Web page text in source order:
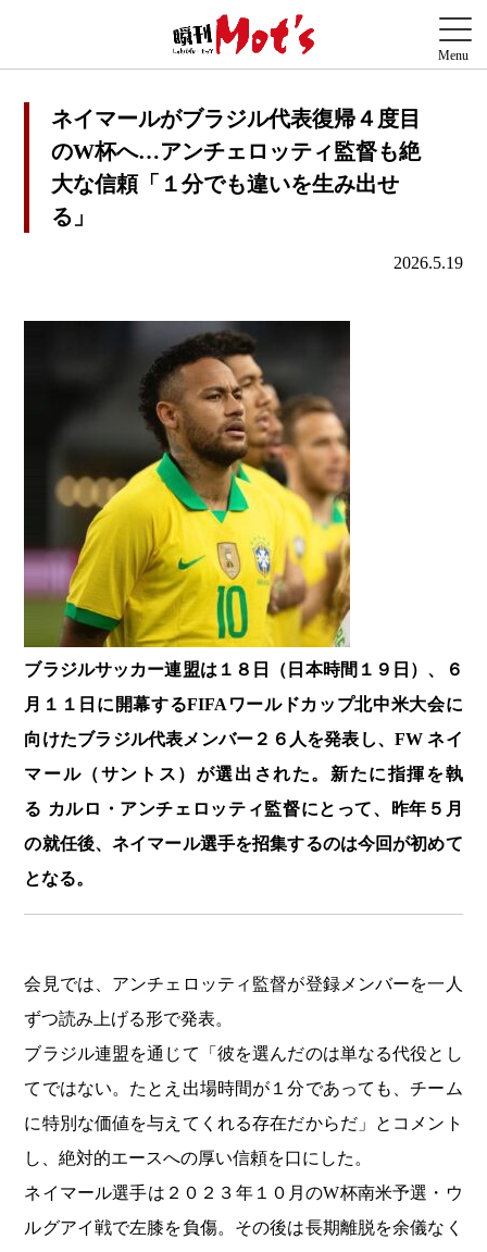
ネイマールがブラジル代表復帰４度目
のW杯へ…アンチェロッティ監督も絶
大な信頼「１分でも違いを生み出せ
る」
2026.5.19
ブラジルサッカー連盟は１８日（日本時間１９日）、６
月１１日に開幕するFIFAワールドカップ北中米大会に
向けたブラジル代表メンバー２６人を発表し、FW ネイ
マール（サントス）が選出された。新たに指揮を執
る カルロ・アンチェロッティ監督にとって、昨年５月
の就任後、ネイマール選手を招集するのは今回が初めて
となる。
会見では、アンチェロッティ監督が登録メンバーを一人
ずつ読み上げる形で発表。
ブラジル連盟を通じて「彼を選んだのは単なる代役とし
てではない。たとえ出場時間が１分であっても、チーム
に特別な価値を与えてくれる存在だからだ」とコメント
し、絶対的エースへの厚い信頼を口にした。
ネイマール選手は２０２３年１０月のW杯南米予選・ウ
ルグアイ戦で左膝を負傷。その後は長期離脱を余儀なく